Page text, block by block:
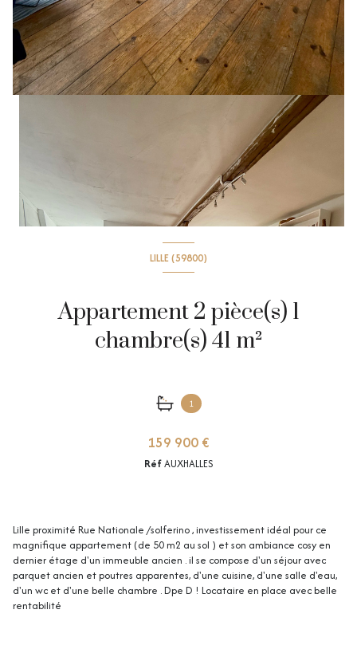
+12
LILLE (59800)
Appartement 2 pièce(s) 1
chambre(s) 41 m²
1
159 900 €
RéfAUXHALLES
Lille proximité Rue Nationale /solferino , investissement idéal pour ce
magnifique appartement (de 50 m2 au sol ) et son ambiance cosy en
dernier étage d'un immeuble ancien . il se compose d'un séjour avec
parquet ancien et poutres apparentes, d'une cuisine, d'une salle d'eau,
d'un wc et d'une belle chambre . Dpe D ! Locataire en place avec belle
rentabilité